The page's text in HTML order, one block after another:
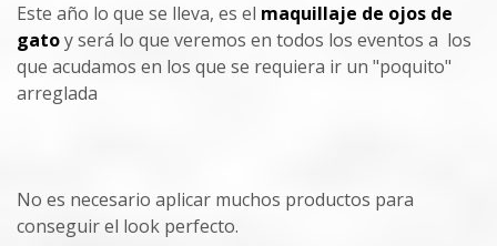
Este año lo que se lleva, es el maquillaje de ojos de
gatoy será lo que veremos en todos los eventos a los
que acudamos en los que se requiera ir un "poquito"
arreglada
No es necesario aplicar muchos productos para
conseguir el look perfecto.